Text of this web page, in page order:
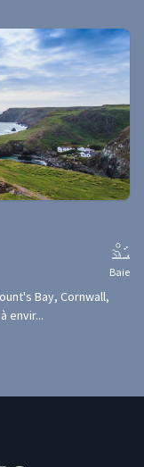
Baie
Bay, Cornwall,
envir...